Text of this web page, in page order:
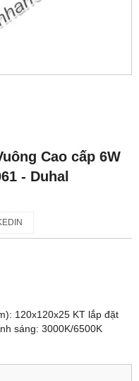
Cao cấp 6W
- Duhal
120x120x25 KT lắp đặt
sáng: 3000K/6500K